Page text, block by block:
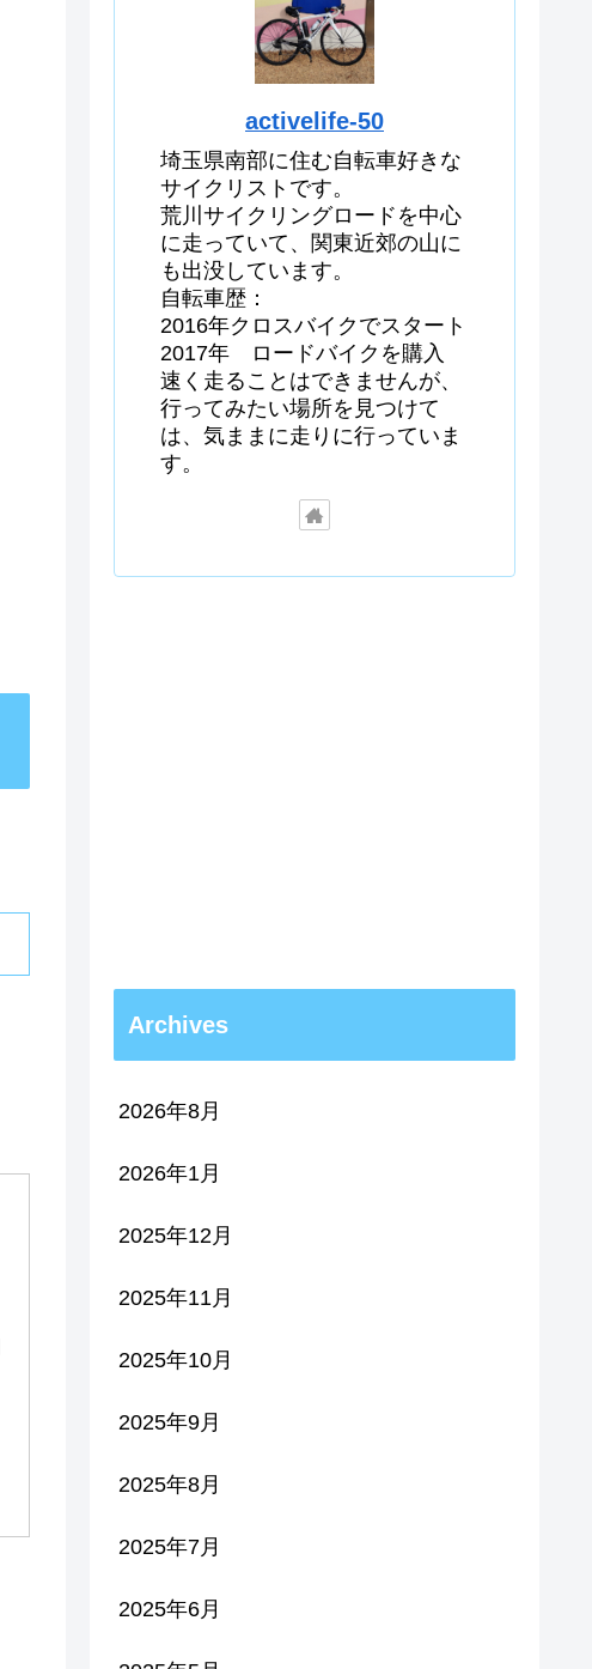
activelife-50
埼玉県南部に住む自転車好きな
サイクリストです。
荒川サイクリングロードを中心
に走っていて、関東近郊の山に
も出没しています。
自転車歴：
2016年クロスバイクでスタート
2017年 ロードバイクを購入
速く走ることはできませんが、
行ってみたい場所を見つけて
は、気ままに走りに行っていま
す。
Archives
2026年8月
2026年1月
2025年12月
2025年11月
2025年10月
2025年9月
2025年8月
2025年7月
2025年6月